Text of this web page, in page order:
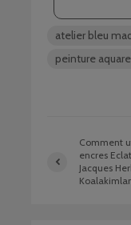
atelier bleu
peinture
Comment
encres
Jacques